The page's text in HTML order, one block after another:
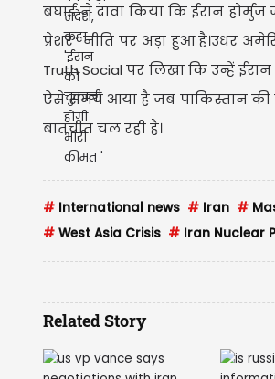
बघाई ने दावा किया कि ईरान
प्रेशर” नीति पर अड़ा हुआ है।उधर
Truth Social पर लिखा कि उन्हें
ऐसे समय आया है जब पाकिस्तान
बातचीत चल रही है।
# International news # Iran #
# West Asia Crisis # Iran Nuclear
Related Story